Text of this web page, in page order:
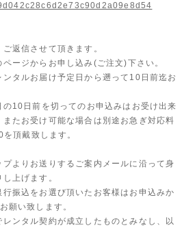
返信させて頂きます。
ージからお申し込み(ご注文)下さい。
タルお届け予定日から遡って10日前迄お
10日前を切ってのお申込みはお受け出来
たお受け可能な場合は別途お急ぎ対応料
頂戴致します。
よりお送りするご案内メールに沿って身
上げます。
振込をお選び頂いたお客様はお申込みか
願い致します。
ンタル契約が成立したものとみなし、以